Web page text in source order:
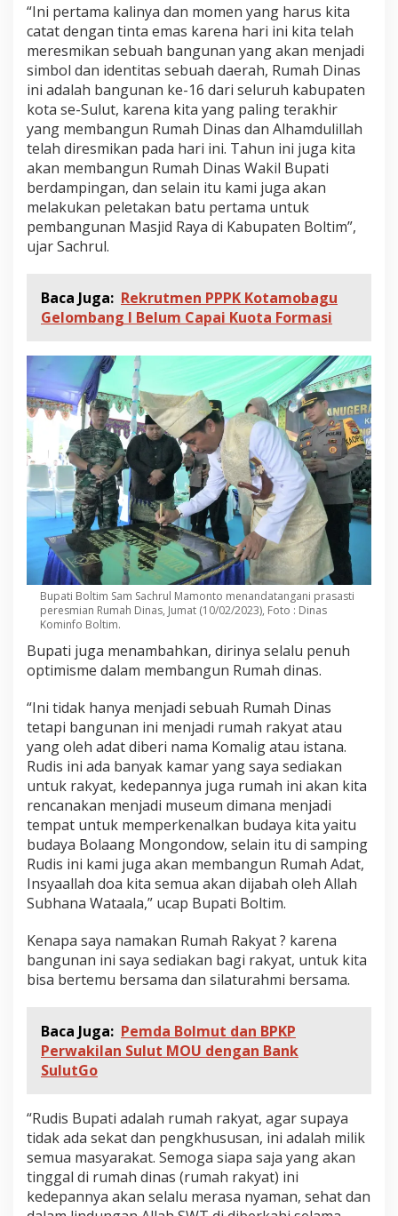
K
a
a
r
D
i
s
e
d
i
a
k
a
n
u
k
k
y
a
“Ini pertama kalinya dan momen yang harus kita
catat dengan tinta emas karena hari ini kita telah
meresmikan sebuah bangunan yang akan menjadi
simbol dan identitas sebuah daerah, Rumah Dinas
ini adalah bangunan ke-16 dari seluruh kabupaten
kota se-Sulut, karena kita yang paling terakhir
yang membangun Rumah Dinas dan Alhamdulillah
telah diresmikan pada hari ini. Tahun ini juga kita
akan membangun Rumah Dinas Wakil Bupati
berdampingan, dan selain itu kami juga akan
melakukan peletakan batu pertama untuk
pembangunan Masjid Raya di Kabupaten Boltim”,
ujar Sachrul.
Baca Juga: Rekrutmen PPPK Kotamobagu
Gelombang I Belum Capai Kuota Formasi
Bupati Boltim Sam Sachrul Mamonto menandatangani prasasti
peresmian Rumah Dinas, Jumat (10/02/2023), Foto : Dinas
Kominfo Boltim.
Bupati juga menambahkan, dirinya selalu penuh
optimisme dalam membangun Rumah dinas.
“Ini tidak hanya menjadi sebuah Rumah Dinas
tetapi bangunan ini menjadi rumah rakyat atau
yang oleh adat diberi nama Komalig atau istana.
Rudis ini ada banyak kamar yang saya sediakan
untuk rakyat, kedepannya juga rumah ini akan kita
rencanakan menjadi museum dimana menjadi
tempat untuk memperkenalkan budaya kita yaitu
budaya Bolaang Mongondow, selain itu di samping
Rudis ini kami juga akan membangun Rumah Adat,
Insyaallah doa kita semua akan dijabah oleh Allah
Subhana Wataala,” ucap Bupati Boltim.
Kenapa saya namakan Rumah Rakyat ? karena
bangunan ini saya sediakan bagi rakyat, untuk kita
bisa bertemu bersama dan silaturahmi bersama.
Baca Juga: Pemda Bolmut dan BPKP
Perwakilan Sulut MOU dengan Bank
SulutGo
“Rudis Bupati adalah rumah rakyat, agar supaya
tidak ada sekat dan pengkhususan, ini adalah milik
semua masyarakat. Semoga siapa saja yang akan
tinggal di rumah dinas (rumah rakyat) ini
kedepannya akan selalu merasa nyaman, sehat dan